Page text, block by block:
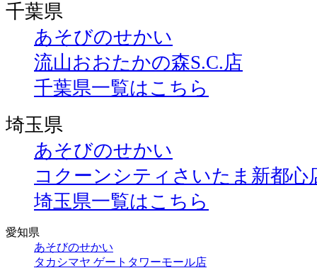
千葉県
あそびのせかい
流山おおたかの森S.C.店
千葉県一覧はこちら
埼玉県
あそびのせかい
コクーンシティさいたま新都心
埼玉県一覧はこちら
愛知県
あそびのせかい
タカシマヤ ゲートタワーモール店